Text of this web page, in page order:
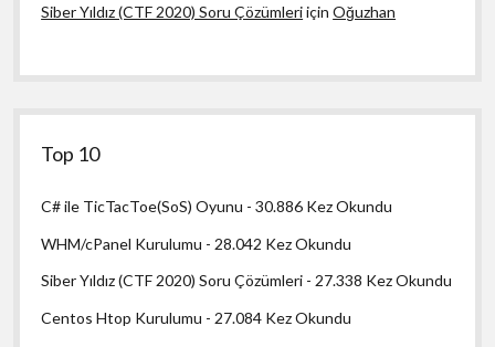
Siber Yıldız (CTF 2020) Soru ÇözümleriiçinOğuzhan
Top 10
C# ile TicTacToe(SoS) Oyunu - 30.886 Kez Okundu
WHM/cPanel Kurulumu - 28.042 Kez Okundu
Siber Yıldız (CTF 2020) Soru Çözümleri - 27.338 Kez Okundu
Centos Htop Kurulumu - 27.084 Kez Okundu